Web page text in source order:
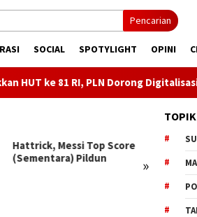
Pencarian
SOCIAL SPOTYLIGHT OPINI
PLN Dorong Digitalisasi Pendidikan di
»
El Clasico Langka, Sikat
Madrid, Barca Kunci Juara La
Saran
Tepat